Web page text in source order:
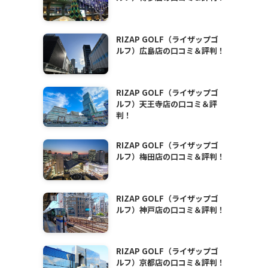
RIZAP GOLF（ライザップゴ
ルフ）広島店の口コミ＆評判！
RIZAP GOLF（ライザップゴ
ルフ）天王寺店の口コミ＆評
判！
RIZAP GOLF（ライザップゴ
ルフ）梅田店の口コミ＆評判！
RIZAP GOLF（ライザップゴ
ルフ）神戸店の口コミ＆評判！
RIZAP GOLF（ライザップゴ
ルフ）京都店の口コミ＆評判！